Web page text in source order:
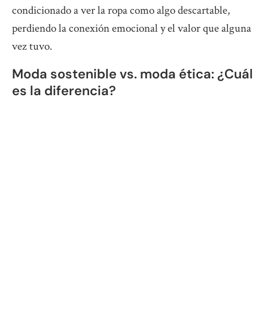
condicionado a ver la ropa como algo descartable,
perdiendo la conexión emocional y el valor que alguna
vez tuvo.
Moda sostenible vs. moda ética: ¿Cuál
es la diferencia?